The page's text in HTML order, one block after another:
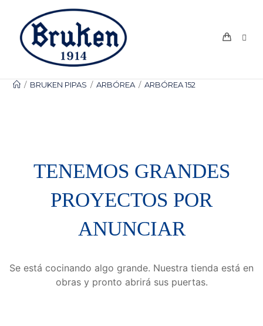
contenido
/ BRUKEN PIPAS / ARBÓREA / ARBÓREA 152
TENEMOS GRANDES
PROYECTOS POR
ANUNCIAR
Se está cocinando algo grande. Nuestra tienda está en
obras y pronto abrirá sus puertas.